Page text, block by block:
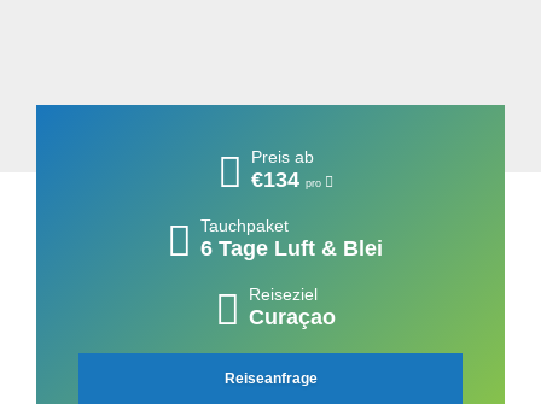
Preis ab
€134 pro
Tauchpaket
6 Tage Luft & Blei
Reiseziel
Curaçao
Reiseanfrage